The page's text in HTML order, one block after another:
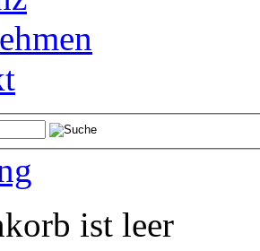
ist leer